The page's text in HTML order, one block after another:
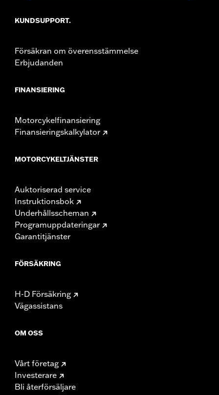
KUNDSUPPORT.
Försäkran om överensstämmelse
Erbjudanden
FINANSIERING
Motorcykelfinansiering
Finansieringskalkylator
MOTORCYKELTJÄNSTER
Auktoriserad service
Instruktionsbok
Underhållsscheman
Programuppdateringar
Garantitjänster
FÖRSÄKRING
H-D Försäkring
Vägassistans
OM OSS
Vårt företag
Investerare
Bli återförsäljare